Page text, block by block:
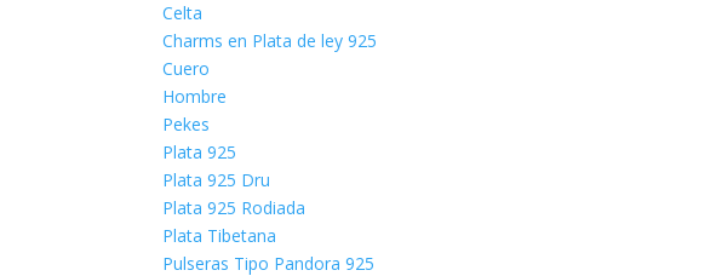
Celta
Charms en Plata de ley 925
Cuero
Hombre
Pekes
Plata 925
Plata 925 Dru
Plata 925 Rodiada
Plata Tibetana
Pulseras Tipo Pandora 925